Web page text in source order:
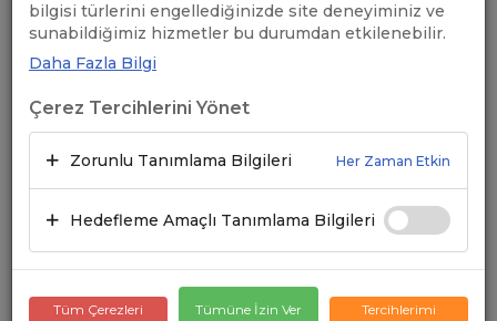
12.07.2021 A+ A-
bilgisi türlerini engellediğinizde site deneyiminiz ve
sunabildiğimiz hizmetler bu durumdan etkilenebilir.
Daha Fazla Bilgi
Çerez Tercihlerini Yönet
Zorunlu Tanımlama Bilgileri Her Zaman Etkin
Hedefleme Amaçlı Tanımlama Bilgileri
Tüm Çerezleri
Tümüne İzin Ver
Tercihlerimi